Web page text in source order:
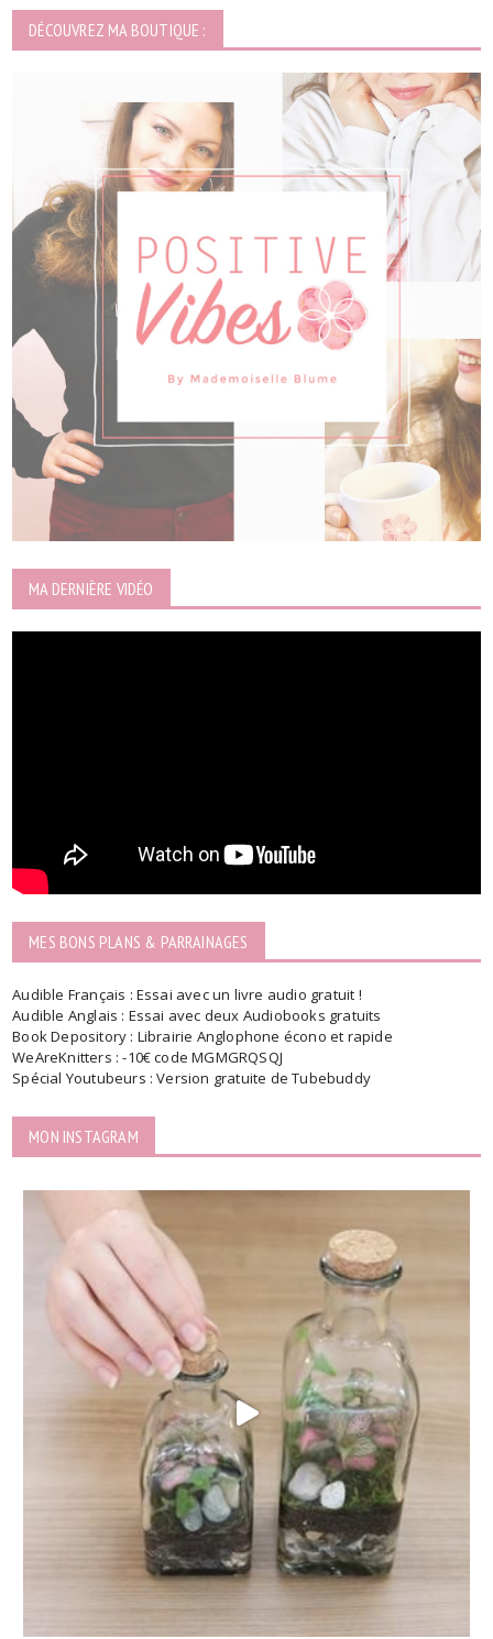
DÉCOUVREZ MA BOUTIQUE :
MA DERNIÈRE VIDÉO
MES BONS PLANS & PARRAINAGES
Audible Français : Essai avec un livre audio gratuit !
Audible Anglais : Essai avec deux Audiobooks gratuits
Book Depository : Librairie Anglophone écono et rapide
WeAreKnitters : -10€ code MGMGRQSQJ
Spécial Youtubeurs : Version gratuite de Tubebuddy
MON INSTAGRAM